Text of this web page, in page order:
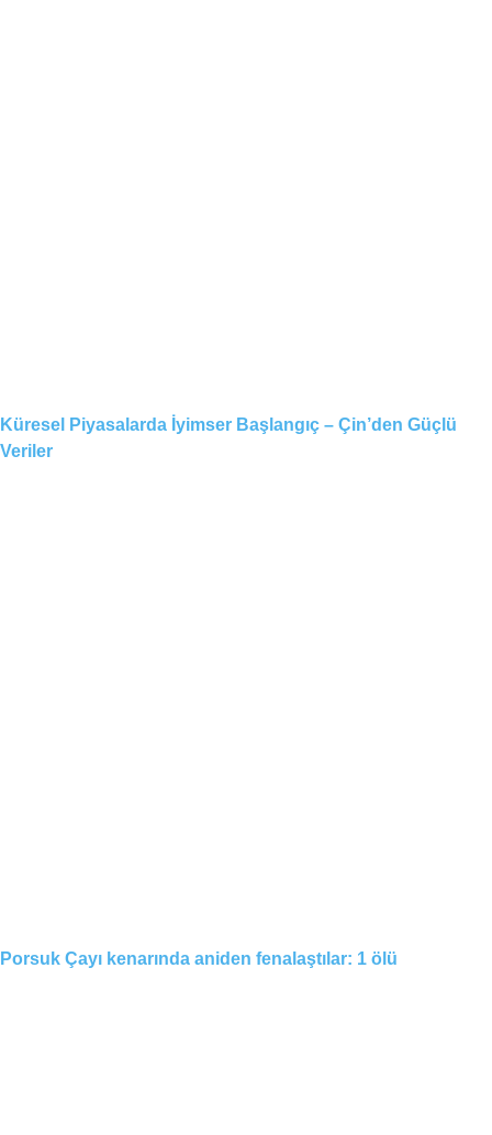
Küresel Piyasalarda İyimser Başlangıç – Çin’den Güçlü
Veriler
Porsuk Çayı kenarında aniden fenalaştılar: 1 ölü